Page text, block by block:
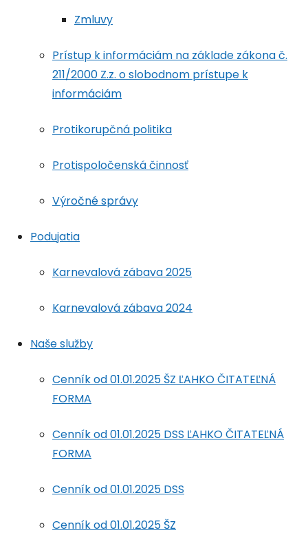
Zmluvy
Prístup k informáciám na základe zákona č.
211/2000 Z.z. o slobodnom prístupe k
informáciám
Protikorupčná politika
Protispoločenská činnosť
Výročné správy
Podujatia
Karnevalová zábava 2025
Karnevalová zábava 2024
Naše služby
Cenník od 01.01.2025 ŠZ ĽAHKO ČITATEĽNÁ
FORMA
Cenník od 01.01.2025 DSS ĽAHKO ČITATEĽNÁ
FORMA
Cenník od 01.01.2025 DSS
Cenník od 01.01.2025 ŠZ